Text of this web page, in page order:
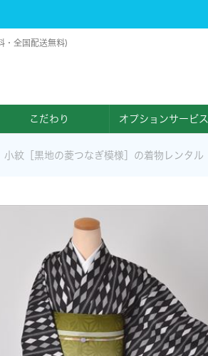
・全国配送無料)
こだわり オプションサービス
小紋［黒地の菱つなぎ模様］の着物レンタル